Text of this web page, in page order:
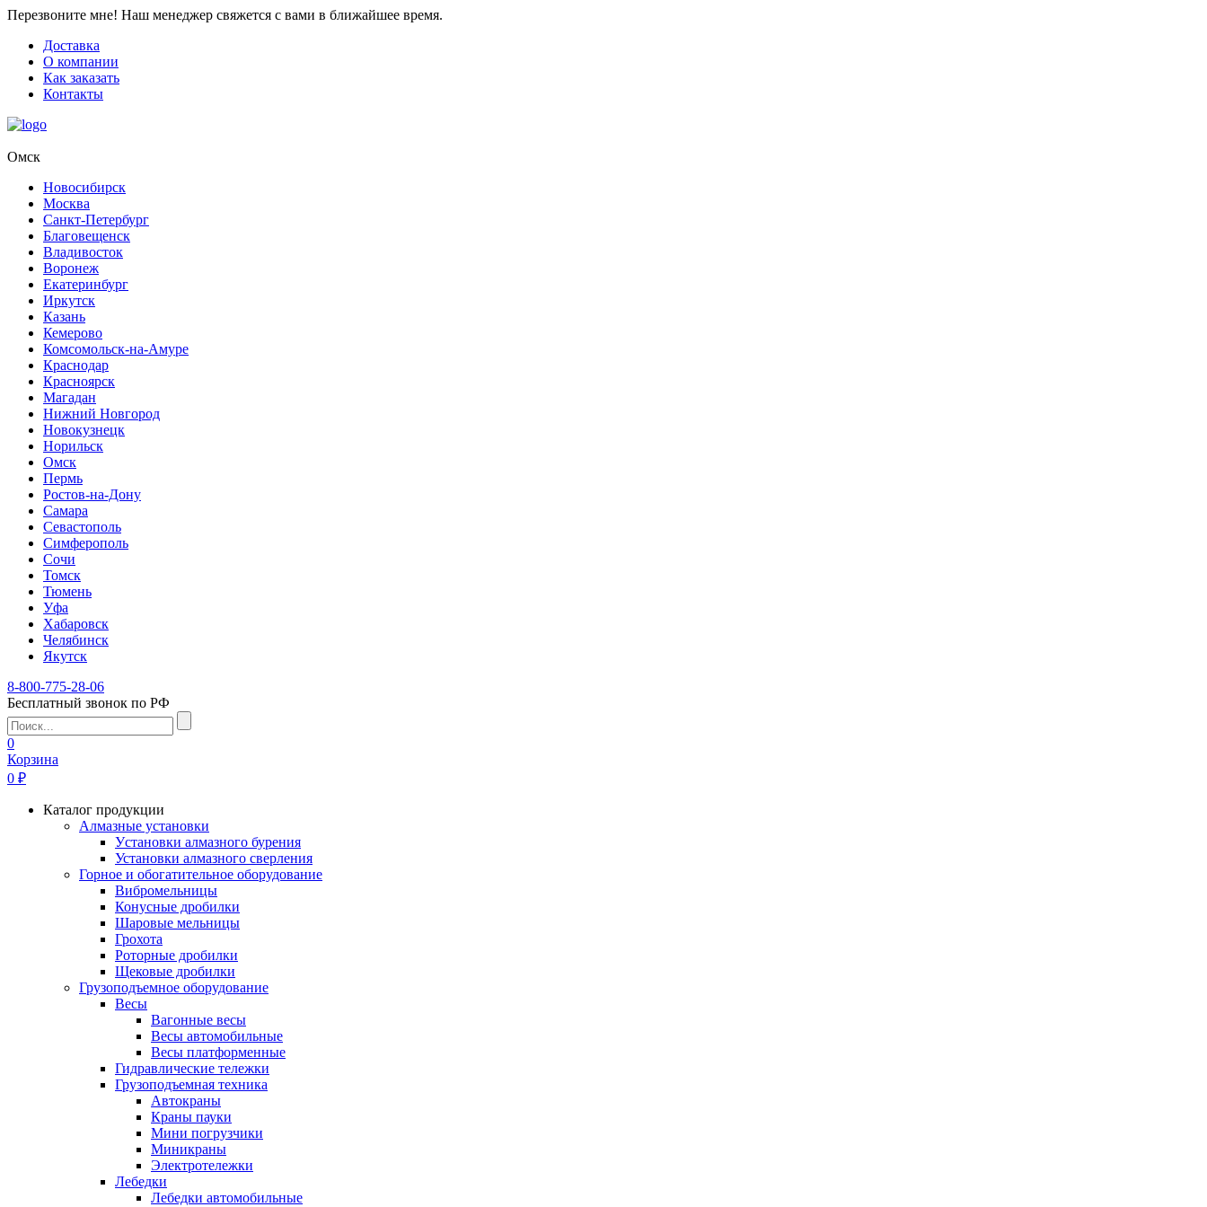
Перезвоните мне! Наш менеджер свяжется с вами в ближайшее время.
Доставка
О компании
Как заказать
Контакты
Омск
Новосибирск
Москва
Санкт-Петербург
Благовещенск
Владивосток
Воронеж
Екатеринбург
Иркутск
Казань
Кемерово
Комсомольск-на-Амуре
Краснодар
Красноярск
Магадан
Нижний Новгород
Новокузнецк
Норильск
Омск
Пермь
Ростов-на-Дону
Самара
Севастополь
Симферополь
Сочи
Томск
Тюмень
Уфа
Хабаровск
Челябинск
Якутск
8-800-775-28-06
Бесплатный звонок по РФ
0
Корзина
0 ₽
Каталог продукции
Алмазные установки
Уcтановки алмазного бурения
Установки алмазного сверления
Горное и обогатительное оборудование
Вибромельницы
Конусные дробилки
Шаровые мельницы
Грохота
Роторные дробилки
Щековые дробилки
Грузоподъемное оборудование
Весы
Вагонные весы
Весы автомобильные
Весы платформенные
Гидравлические тележки
Грузоподъемная техника
Автокраны
Краны пауки
Мини погрузчики
Миникраны
Электротележки
Лебедки
Лебедки автомобильные